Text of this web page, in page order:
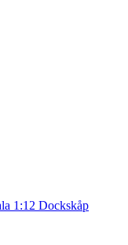
1:12 Dockskåp